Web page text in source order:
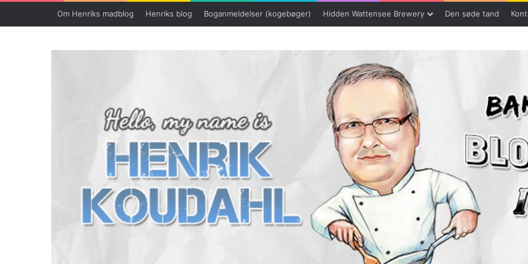
Om Henriks madblog Henriks blog Boganmeldelser (kogebøger) Hidden Wattensee Brewery Den søde tand